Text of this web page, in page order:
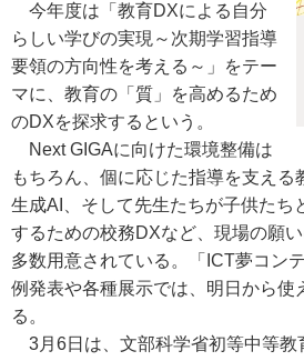
今年度は「教育DXによる自分
らしい学びの実現～次期学習指導
要領の方向性を考える～」をテー
マに、教育の「質」を高めるため
のDXを探求するという。
Next GIGAに向けた環境整備は
もちろん、個に応じた指導を支える
生成AI、そして先生たちが子供たち
するための校務DXなど、現場の願
多数用意されている。「ICT夢コン
例発表や各種展示では、明日から使
る。
3月6日は、文部科学省初等中等教